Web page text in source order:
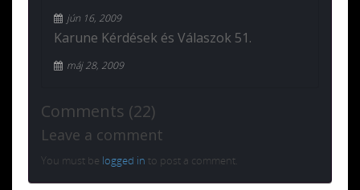
jún 16, 2009
Karune Kérdések és Válaszok 51.
máj 28, 2009
Comments (22)
Leave a comment
You must be logged in to post a comment.